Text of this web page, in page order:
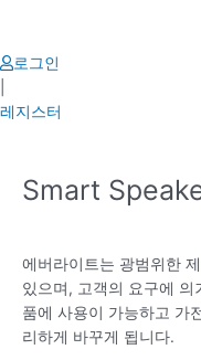
content
로그인
레지스터
Smart
에버라이트는 광범위한
있으며, 고객의 요구에 의
품에 사용이 가능하고 가
리하게 바꾸게 됩니다.